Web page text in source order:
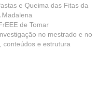
e Queima das Fitas da
Madalena
de Tomar
no mestrado e no
conteúdos e estrutura